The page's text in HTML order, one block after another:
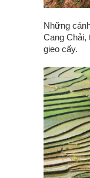
Những
Cang Chải,
gieo cấy.